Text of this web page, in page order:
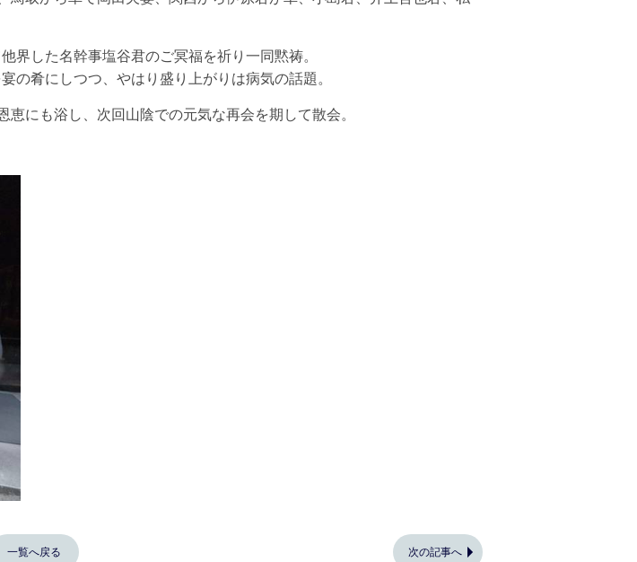
した名幹事塩谷君のご冥福を祈り一同黙祷。
の肴にしつつ、やはり盛り上がりは病気の話題。
にも浴し、次回山陰での元気な再会を期して散会。
一覧へ戻る 次の記事へ